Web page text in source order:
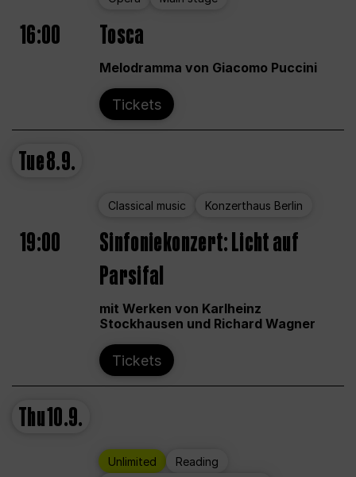
16:00 Tosca
Melodramma von Giacomo Puccini
Tickets
Tue8.9.
Classical music Konzerthaus Berlin
19:00
Sinfoniekonzert: Licht auf
Parsifal
mit Werken von Karlheinz
Stockhausen und Richard Wagner
Tickets
Thu10.9.
Unlimited
Reading